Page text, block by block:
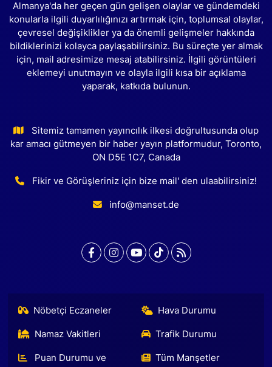
Almanya'da her geçen gün gelişen olaylar ve gündemdeki
konularla ilgili duyarlılığınızı artırmak için, toplumsal olaylar,
çevresel değişiklikler ya da önemli gelişmeler hakkında
bildiklerinizi kolayca paylaşabilirsiniz. Bu süreçte yer almak
için, mail adresimize mesaj atabilirsiniz. İlgili görüntüleri
eklemeyi unutmayın ve olayla ilgili kısa bir açıklama
yaparak, katkıda bulunun.
Sitemiz tamamen yayıncılık ilkesi doğrultusunda olup
kar amacı gütmeyen bir haber yayın platformudur, Toronto,
ON D5E 1C7, Canada
Fikir ve Görüşleriniz için bize mail' den ulaabilirsiniz!
info@manset.de
Nöbetçi Eczaneler Hava Durumu
Namaz Vakitleri Trafik Durumu
Puan Durumu ve
Tüm Manşetler